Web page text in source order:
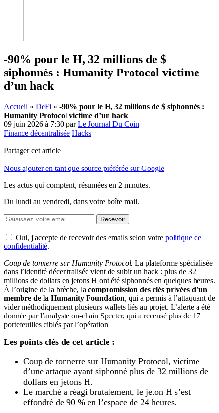
-90% pour le H, 32 millions de $
siphonnés : Humanity Protocol victime
d’un hack
Accueil » DeFi » -90% pour le H, 32 millions de $ siphonnés :
Humanity Protocol victime d’un hack
09 juin 2026 à 7:30 parLe Journal Du Coin
Finance décentralisée Hacks
Partager cet article
Nous ajouter en tant que source préférée sur Google
Les actus qui comptent, résumées en 2 minutes.
Du lundi au vendredi, dans votre boîte mail.
Recevoir
Oui, j'accepte de recevoir des emails selon votre politique de
confidentialité.
Coup de tonnerre sur Humanity Protocol. La plateforme spécialisée
dans l’identité décentralisée vient de subir un hack : plus de 32
millions de dollars en jetons H ont été siphonnés en quelques heures.
À l’origine de la brèche, la compromission des clés privées d’un
membre de la Humanity Foundation, qui a permis à l’attaquant de
vider méthodiquement plusieurs wallets liés au projet. L’alerte a été
donnée par l’analyste on-chain Specter, qui a recensé plus de 17
portefeuilles ciblés par l’opération.
Les points clés de cet article :
Coup de tonnerre sur Humanity Protocol, victime
d’une attaque ayant siphonné plus de 32 millions de
dollars en jetons H.
Le marché a réagi brutalement, le jeton H s’est
effondré de 90 % en l’espace de 24 heures.